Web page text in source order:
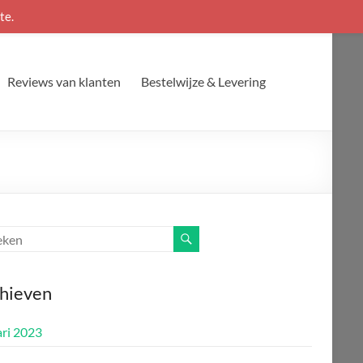
Reviews van klanten
Bestelwijze & Levering
2023